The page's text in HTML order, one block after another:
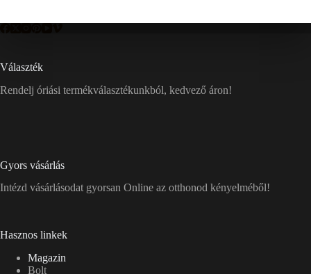
Választék
Rendelj óriási termékválasztékunkból, kedvező áron!
Gyors vásárlás
Intézd vásárlásodat gyorsan Online az otthonod kényelméből!
Hasznos linkek
Magazin
Bolt